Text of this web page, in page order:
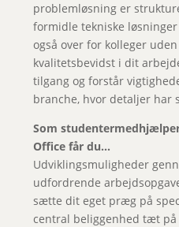
problemløsning er
formidle tekniske
også over for kolleger
kvalitetsbevidst i dit
tilgang og forstår
branche, hvor detaljer har
Som
Office får du…
Udviklingsmuligheder
udfordrende
sætte dit eget præg på
central beliggenhed tæt på